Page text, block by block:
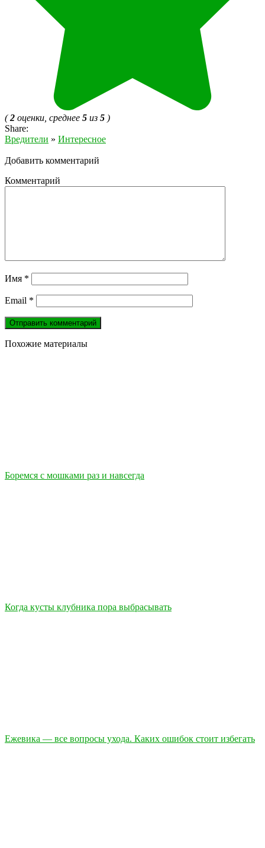
(2 оценки, среднее 5 из 5 )
Share:
Вредители » Интересное
Добавить комментарий
Комментарий
Имя *
Email *
Похожие материалы
Боремся с мошками раз и навсегда
Когда кусты клубника пора выбрасывать
Ежевика — все вопросы ухода. Каких ошибок стоит избегать